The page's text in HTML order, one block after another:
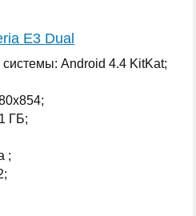
E3 Dual
Android 4.4 KitKat;
ГБ;
;